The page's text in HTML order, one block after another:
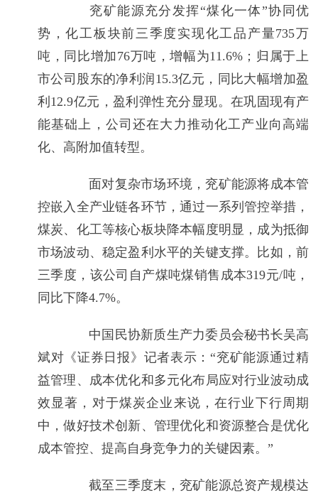
兖矿能源充分发挥“煤化一体”协同优
势，化工板块前三季度实现化工品产量735万
吨，同比增加76万吨，增幅为11.6%；归属于上
市公司股东的净利润15.3亿元，同比大幅增加盈
利12.9亿元，盈利弹性充分显现。在巩固现有产
能基础上，公司还在大力推动化工产业向高端
化、高附加值转型。
面对复杂市场环境，兖矿能源将成本管
控嵌入全产业链各环节，通过一系列管控举措，
煤炭、化工等核心板块降本幅度明显，成为抵御
市场波动、稳定盈利水平的关键支撑。比如，前
三季度，该公司自产煤吨煤销售成本319元/吨，
同比下降4.7%。
中国民协新质生产力委员会秘书长吴高
斌对《证券日报》记者表示：“兖矿能源通过精
益管理、成本优化和多元化布局应对行业波动成
效显著，对于煤炭企业来说，在行业下行周期
中，做好技术创新、管理优化和资源整合是优化
成本管控、提高自身竞争力的关键因素。”
截至三季度末，兖矿能源总资产规模达